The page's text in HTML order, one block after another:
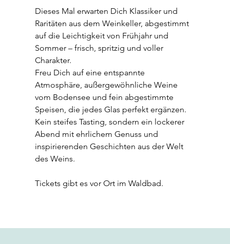
Dieses Mal erwarten Dich Klassiker und
Raritäten aus dem Weinkeller, abgestimmt
auf die Leichtigkeit von Frühjahr und
Sommer – frisch, spritzig und voller
Charakter.
Freu Dich auf eine entspannte
Atmosphäre, außergewöhnliche Weine
vom Bodensee und fein abgestimmte
Speisen, die jedes Glas perfekt ergänzen.
Kein steifes Tasting, sondern ein lockerer
Abend mit ehrlichem Genuss und
inspirierenden Geschichten aus der Welt
des Weins.
Tickets gibt es vor Ort im Waldbad.